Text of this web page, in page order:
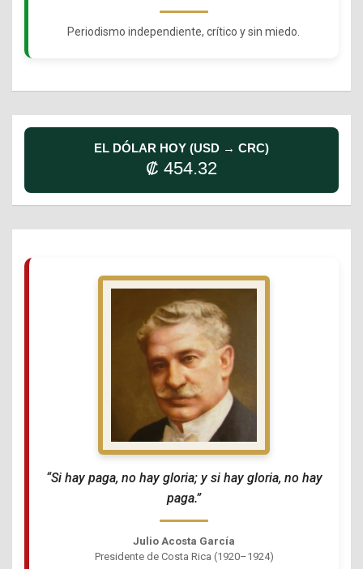
Periodismo independiente, crítico y sin miedo.
EL DÓLAR HOY (USD → CRC)
₡ 454.32
“Si hay paga, no hay gloria; y si hay gloria, no hay
paga.”
Julio Acosta García
Presidente de Costa Rica (1920–1924)